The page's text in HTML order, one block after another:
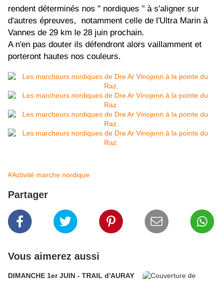
rendent déterminés nos " nordiques " à s'aligner sur
d'autres épreuves, notamment celle de l'Ultra Marin à
Vannes de 29 km le 28 juin prochain.
A n'en pas douter ils défendront alors vaillamment et
porteront hautes nos couleurs.
#Activité marche nordique
Partager
Vous aimerez aussi
DIMANCHE 1er JUIN - TRAIL d'AURAY